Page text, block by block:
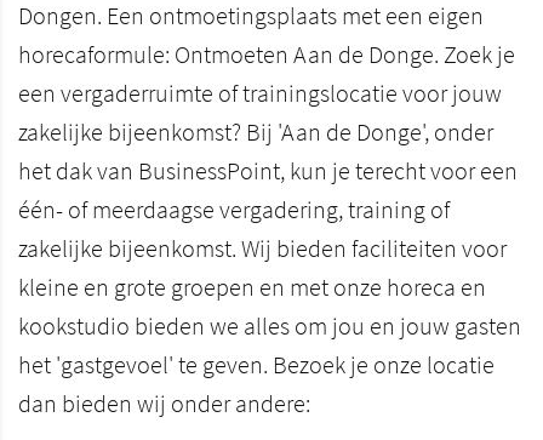
Dongen. Een ontmoetingsplaats met een eigen
horecaformule: Ontmoeten Aan de Donge. Zoek je
een vergaderruimte of trainingslocatie voor jouw
zakelijke bijeenkomst? Bij 'Aan de Donge', onder
het dak van BusinessPoint, kun je terecht voor een
één- of meerdaagse vergadering, training of
zakelijke bijeenkomst. Wij bieden faciliteiten voor
kleine en grote groepen en met onze horeca en
kookstudio bieden we alles om jou en jouw gasten
het 'gastgevoel' te geven. Bezoek je onze locatie
dan bieden wij onder andere: